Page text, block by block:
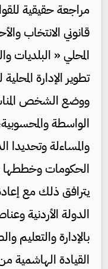
مراجعة حقيقية
قانوني الانتخاب
المحلي « البلديات
تطوير الإدارة
ووضع الشخص
الواسطة
والمساءلة وتحديدا
الحكومات وخططها
يترافق ذلك مع
الدولة الأردنية
بالإدارة
القيادة الهاشمية